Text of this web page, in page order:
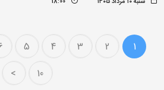
1
2
3
4
5
10
>